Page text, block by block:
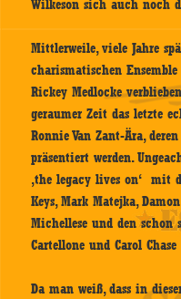
Wilkeson sich auch noch
Mittlerweile, viele Jahre
charismatischen
Rickey Medlocke
geraumer Zeit das letzte
Ronnie Van Zant-Ära,
präsentiert werden.
‚the legacy lives on‘ mit
Keys, Mark Matejka,
Michellese und den
Cartellone und Carol
Da man weiß, dass in